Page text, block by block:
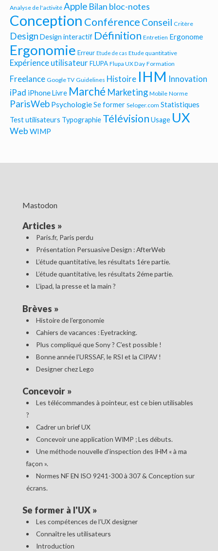
Analyse de l'activité Apple Bilan bloc-notes
Conception Conférence Conseil Critère
Design Design interactif Définition Entretien Ergonome
Ergonomie Erreur Etude de cas Etude quantitative
Expérience utilisateur FLUPA Flupa UX Day Formation
Freelance Google TV Guidelines Histoire IHM Innovation
iPad iPhoneLivre Marché Marketing Mobile Norme
ParisWeb PsychologieSe former Seloger.com Statistiques
Test utilisateurs Typographie Télévision Usage UX
Web WIMP
Mastodon
Articles »
Paris.fr, Paris perdu
Présentation Persuasive Design : AfterWeb
L’étude quantitative, les résultats 1ére partie.
L’étude quantitative, les résultats 2éme partie.
L’ipad, la presse et la main ?
Brèves »
Histoire de l’ergonomie
Cahiers de vacances : Eyetracking.
Plus compliqué que Sony ? C’est possible !
Bonne année l’URSSAF, le RSI et la CIPAV !
Designer chez Lego
Concevoir»
Les télécommandes à pointeur, est ce bien utilisables
?
Cadrer un brief UX
Concevoir une application WIMP ; Les débuts.
Une méthode nouvelle d’inspection des IHM « à ma
façon ».
Normes NF EN ISO 9241-300 à 307 & Conception sur
écrans.
Se former à l'UX»
Les compétences de l’UX designer
Connaître les utilisateurs
Introduction